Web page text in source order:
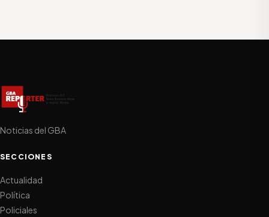
Noticias del GBA
SECCIONES
Actualidad
Política
Policiales